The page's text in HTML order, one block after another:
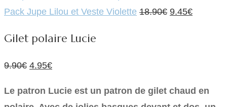
était :est :
Pack Jupe Lilou et Veste Violette 18.90€ Le
9.45€Le
Gilet polaire Lucie
9.90€ Le
initial
4.95€Le
actuel
Le patron Lucie est un patron de gilet chaud en